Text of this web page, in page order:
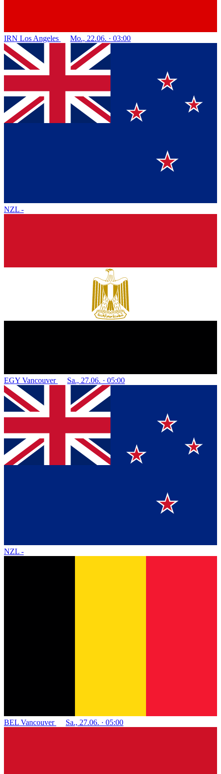
IRN Los Angeles Mo., 22.06. · 03:00
NZL -
EGY Vancouver Sa., 27.06. · 05:00
NZL -
BEL Vancouver Sa., 27.06. · 05:00